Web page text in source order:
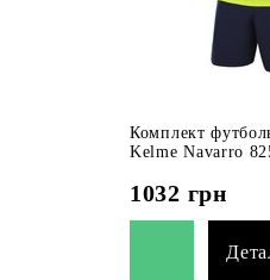
Комплект
Kelme Navarro
1032 грн